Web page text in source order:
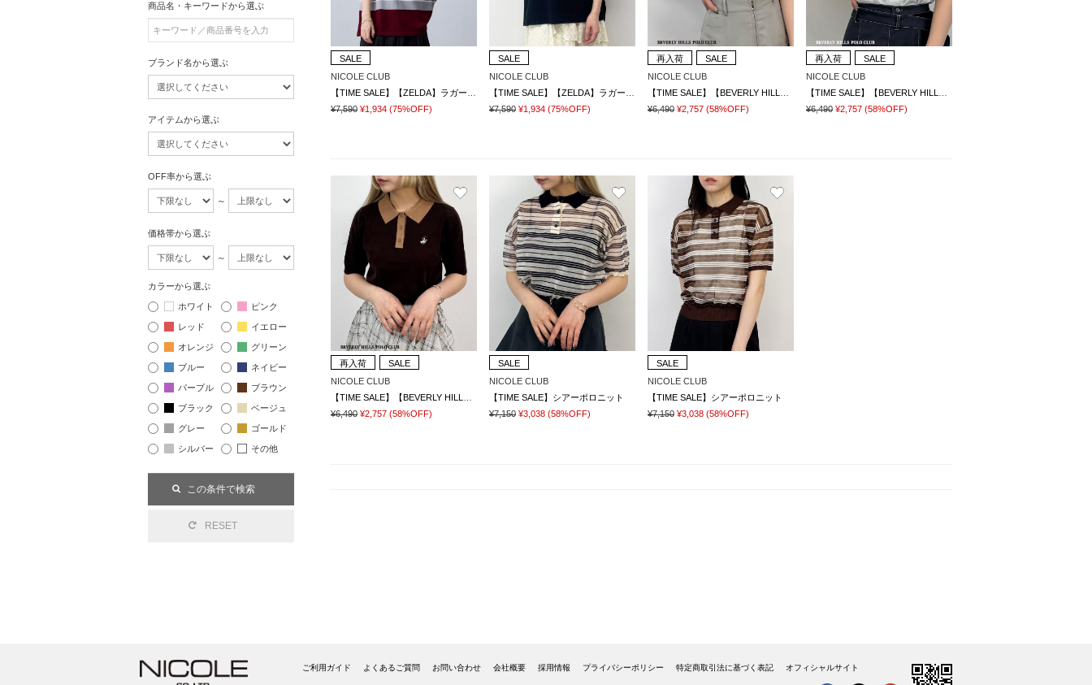
SALE
NICOLE CLUB
¥7,590 ¥1,934 (75%OFF)
SALE
NICOLE CLUB
¥7,590 ¥1,934 (75%OFF)
再入荷
SALE
NICOLE CLUB
¥6,490 ¥2,757 (58%OFF)
再入荷
SALE
NICOLE CLUB
¥6,490 ¥2,757 (58%OFF)
再入荷
SALE
NICOLE CLUB
¥6,490 ¥2,757 (58%OFF)
SALE
NICOLE CLUB
【TIME SALE】シアーポロニット
¥7,150 ¥3,038 (58%OFF)
SALE
NICOLE CLUB
【TIME SALE】シアーポロニット
¥7,150 ¥3,038 (58%OFF)
商品名・キーワードから選ぶ
ブランド名から選ぶ
アイテムから選ぶ
OFF率から選ぶ
～
価格帯から選ぶ
～
カラーから選ぶ
ホワイト ピンク
レッド イエロー
オレンジ グリーン
ブルー ネイビー
パープル ブラウン
ブラック ベージュ
グレー ゴールド
シルバー その他
ご利用ガイド よくあるご質問 お問い合わせ 会社概要 採用情報 プライバシーポリシー 特定商取引法に基づく表記 オフィシャルサイト